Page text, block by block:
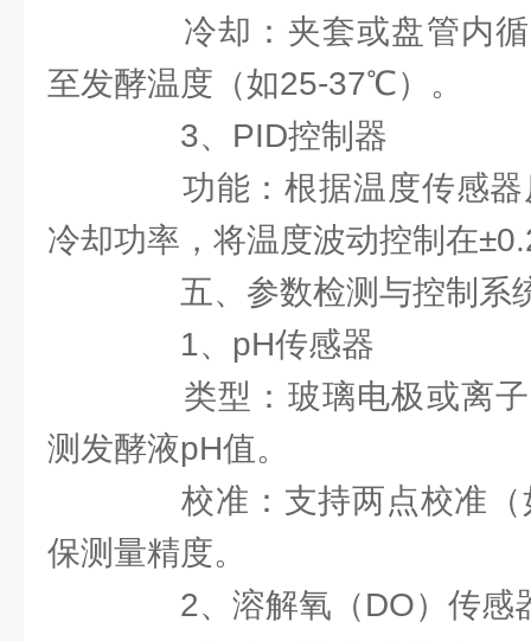
冷却：夹套或盘管内循
至发酵温度（如25-37℃）。
3、PID控制器
功能：根据温度传感器
冷却功率，将温度波动控制在
五、参数检测与控制系
1、pH传感器
类型：玻璃电极或离子
测发酵液pH值。
校准：支持两点校准（
保测量精度。
2、溶解氧（DO）传感